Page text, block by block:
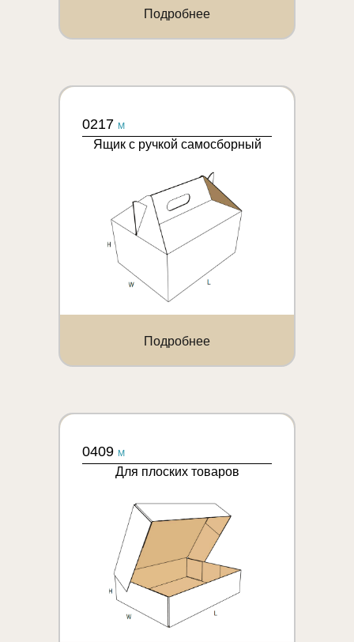
Подробнее
0217 M
Ящик с ручкой самосборный
Подробнее
0409 M
Для плоских товаров